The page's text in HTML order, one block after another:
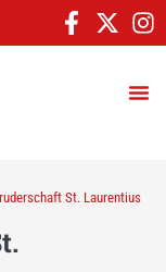
St. Laurentius